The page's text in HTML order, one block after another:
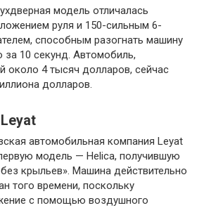
модель отличалась
руля и 150-сильным 6-
способным разогнать машину
за 10 секунд. Автомобиль,
около 4 тысяч долларов, сейчас
долларов.
автомобильная компания Leyat
модель — Helica, получившую
крыльев». Машина действительно
того времени, поскольку
с помощью воздушного